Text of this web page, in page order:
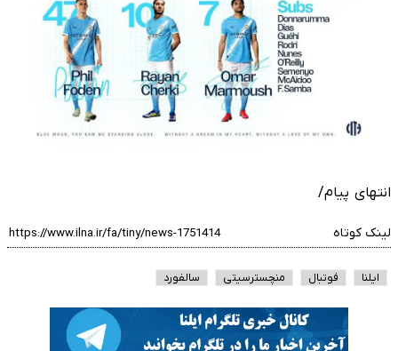
انتهای پیام/
لینک کوتاه
ایلنا فوتبال منچسترسیتی سالفورد